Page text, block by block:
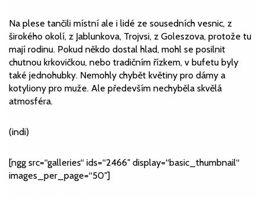
Na plese tančili místní ale i lidé ze sousedních vesnic, z
širokého okolí, z Jablunkova, Trojvsi, z Goleszova, protože tu
mají rodinu. Pokud někdo dostal hlad, mohl se posilnit
chutnou krkovičkou, nebo tradičním řízkem, v bufetu byly
také jednohubky. Nemohly chybět květiny pro dámy a
kotyliony pro muže. Ale především nechyběla skvělá
atmosféra.
(indi)
[ngg src=“galleries“ ids=“2466″ display=“basic_thumbnail“
images_per_page=“50″]